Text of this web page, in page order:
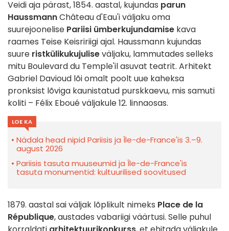
Veidi aja pärast, 1854. aastal, kujundas parun
HaussmannChâteau d'Eau'i väljaku oma
suurejoonelise Pariisi ümberkujundamise kava
raames Teise Keisririigi ajal. Haussmann kujundas
suure ristkülikukujuliseväljaku, lammutades selleks
mitu Boulevard du Temple'il asuvat teatrit. Arhitekt
Gabriel Davioud lõi omalt poolt uue kaheksa
pronksist lõviga kaunistatud purskkaevu, mis samuti
koliti – Félix Eboué väljakule 12. linnaosas.
LOE KA
Nädala head nipid Pariisis ja Île-de-France'is 3.–9.
august 2026
Pariisis tasuta muuseumid ja Île-de-France'is
tasuta monumentid: kultuurilised soovitused
1879. aastal sai väljak lõplikult nimeks Place de la
République, austades vabariigi väärtusi. Selle puhul